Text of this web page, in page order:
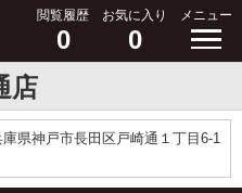
閲覧履歴
0
お気に入り
0
メニュー
店
庫県神戸市長田区戸崎通１丁目6-1